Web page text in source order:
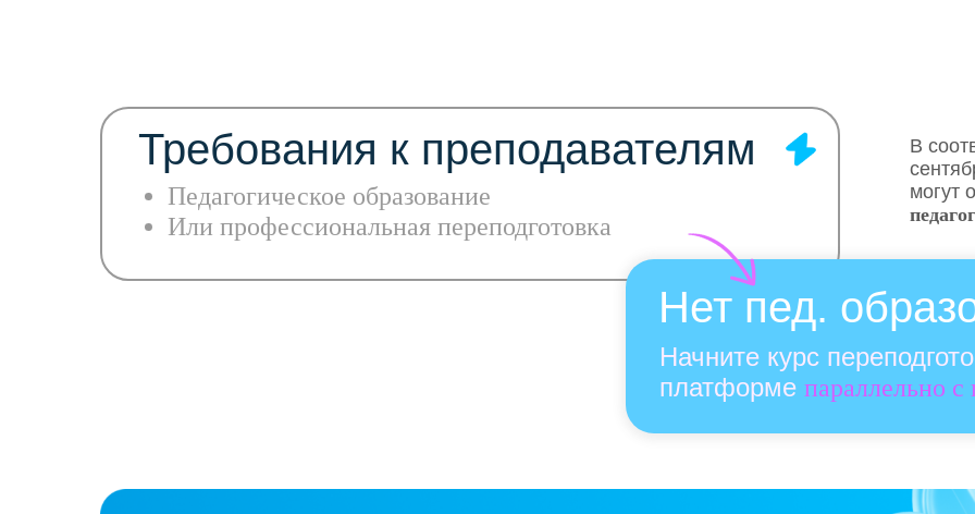
Педагогическое образование
Или профессиональная переподготовка
В
могут
Начните курс
платформе параллельно с
Требования к преподавателям
Нет пед.